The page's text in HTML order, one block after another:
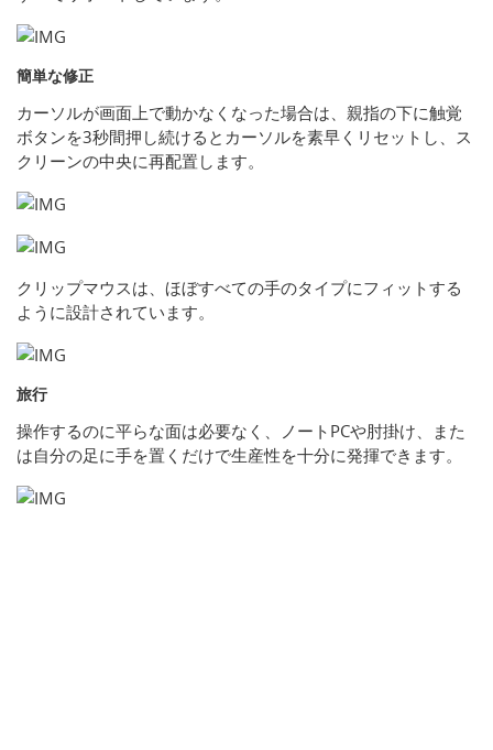
簡単な修正
カーソルが画面上で動かなくなった場合は、親指の下に触覚
ボタンを3秒間押し続けるとカーソルを素早くリセットし、ス
クリーンの中央に再配置します。
クリップマウスは、ほぼすべての手のタイプにフィットする
ように設計されています。
旅行
操作するのに平らな面は必要なく、ノートPCや肘掛け、また
は自分の足に手を置くだけで生産性を十分に発揮できます。